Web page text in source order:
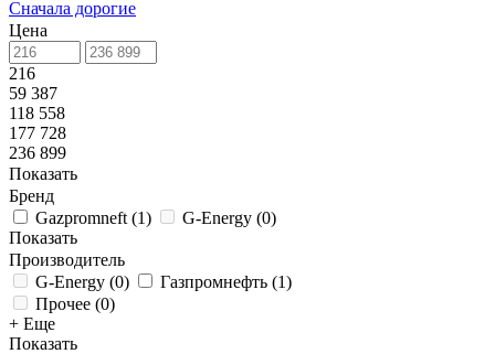
Сначала дорогие
Цена
216
59 387
118 558
177 728
236 899
Показать
Бренд
Gazpromneft (1) G-Energy (0)
Показать
Производитель
G-Energy (0) Газпромнефть (1)
Прочее (0)
+ Еще
Показать